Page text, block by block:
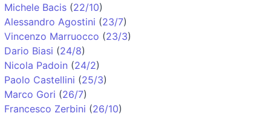
Michele Bacis (22/10)
Alessandro Agostini (23/7)
Vincenzo Marruocco (23/3)
Dario Biasi (24/8)
Nicola Padoin (24/2)
Paolo Castellini (25/3)
Marco Gori (26/7)
Francesco Zerbini (26/10)